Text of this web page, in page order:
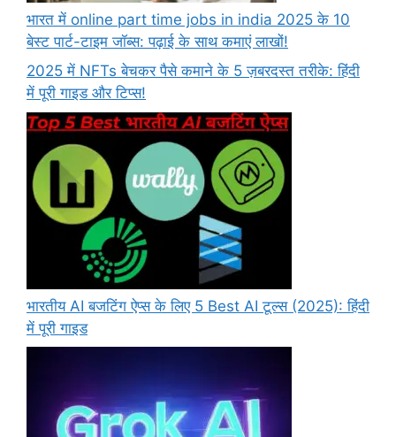
भारत में online part time jobs in india 2025 के 10
बेस्ट पार्ट-टाइम जॉब्स: पढ़ाई के साथ कमाएं लाखों!
2025 में NFTs बेचकर पैसे कमाने के 5 ज़बरदस्त तरीके: हिंदी
में पूरी गाइड और टिप्स!
भारतीय AI बजटिंग ऐप्स के लिए 5 Best AI टूल्स (2025): हिंदी
में पूरी गाइड